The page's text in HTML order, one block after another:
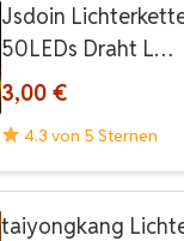
Jsdoin
50LEDs Draht L…
3,00 €
4.3 von 5 Sternen
taiyongkang